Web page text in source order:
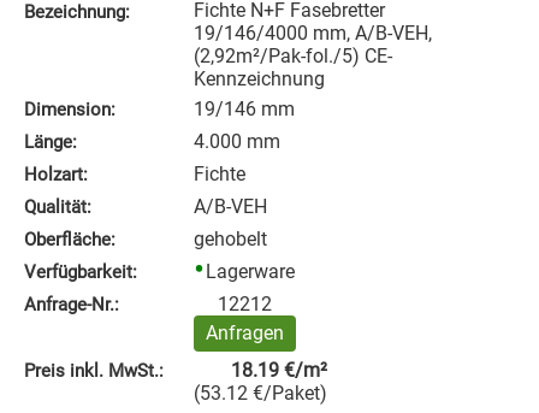
Bezeichnung:
Fichte N+F Fasebretter
19/146/4000 mm, A/B-VEH,
(2,92m²/Pak-fol./5) CE-
Kennzeichnung
Dimension: 19/146 mm
Länge: 4.000 mm
Holzart: Fichte
Qualität: A/B-VEH
Oberfläche: gehobelt
Verfügbarkeit: Lagerware
Anfrage‑Nr.:
12212
Anfragen
Preis inkl. MwSt.: 18.19 €/m²
(53.12 €/Paket)